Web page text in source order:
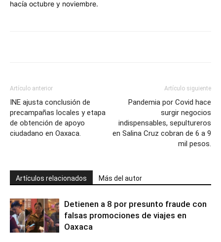
hacía octubre y noviembre.
Artículo anterior
INE ajusta conclusión de
precampañas locales y etapa
de obtención de apoyo
ciudadano en Oaxaca.
Artículo siguiente
Pandemia por Covid hace
surgir negocios
indispensables, sepultureros
en Salina Cruz cobran de 6 a 9
mil pesos.
Artículos relacionados Más del autor
Detienen a 8 por presunto fraude con
falsas promociones de viajes en
Oaxaca